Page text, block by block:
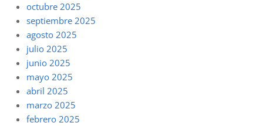
octubre 2025
septiembre 2025
agosto 2025
julio 2025
junio 2025
mayo 2025
abril 2025
marzo 2025
febrero 2025